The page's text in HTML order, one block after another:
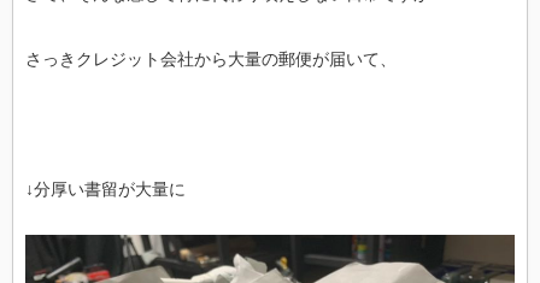
さっきクレジット会社から大量の郵便が届いて、
↓分厚い書留が大量に